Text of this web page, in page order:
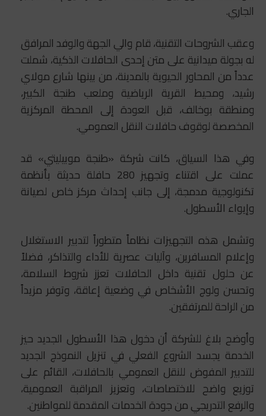
الجاري.
وعقب الشروحات التقنية، قام والي الجهة والوفد المرافق
له بجولة ميدانية على متن إحدى الحافلات الذكية، شملت
عدداً من المحاور الحيوية بالمدينة، من بينها شارع مولاي
رشيد، ومحيط القرية الرياضية وملعب طنجة الكبير،
ومنطقة بوخالف، قبل العودة إلى المحطة المركزية
المخصصة لوقوف حافلات النقل العمومي.
وفي هذا السياق، كانت شركة «طنجة موبيليتي» قد
عملت على اقتناء وتجهيز 280 حافلة حديثة بأنظمة
تكنولوجية مدمجة، إلى جانب إحداث مركز خاص لصيانة
وإيواء الأسطول.
وتشمل هذه التجهيزات نظاماً متطوراً لتدبير الاستغلال
وإعلام المسافرين، وآليات عصرية للأداء والتذاكر، فضلاً
عن حلول تقنية داخل الحافلات تعزز شروط السلامة،
وتحسن ولوج الأشخاص في وضعية إعاقة، وتوفر مزيداً
من الراحة للمرتفقين.
وأوضح بلاغ للشركة أن دخول هذا الأسطول الجديد حيز
الخدمة يجسد الشروع الفعلي في تنزيل النموذج الجديد
للتدبير المفوض للنقل العمومي بالحافلات، القائم على
توزيع واضح للاختصاصات، وتعزيز المراقبة العمومية،
والرفع التدريجي من جودة الخدمات المقدمة للمواطنين.